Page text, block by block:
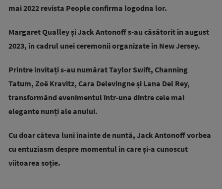
mai 2022 revista People confirma logodna lor.
Margaret Qualley și Jack Antonoff s-au căsătorit în august
2023, în cadrul unei ceremonii organizate în New Jersey.
Printre invitați s-au numărat Taylor Swift, Channing
Tatum, Zoë Kravitz, Cara Delevingne și Lana Del Rey,
transformând evenimentul într-una dintre cele mai
elegante nunți ale anului.
Cu doar câteva luni înainte de nuntă, Jack Antonoff vorbea
cu entuziasm despre momentul în care și-a cunoscut
viitoarea soție.